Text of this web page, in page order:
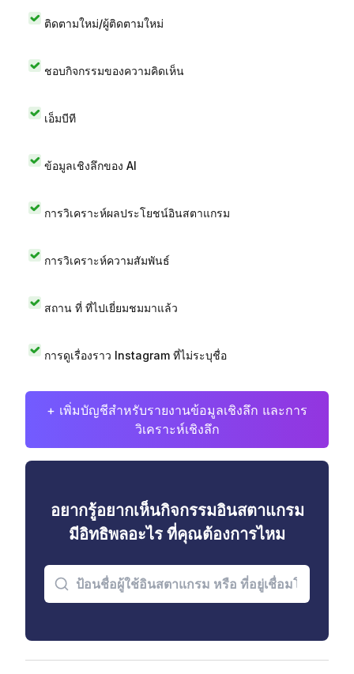
ติดตามใหม่/ผู้ติดตามใหม่
ชอบกิจกรรมของความคิดเห็น
เอ็มบีที
ข้อมูลเชิงลึกของ AI
การวิเคราะห์ผลประโยชน์อินสตาแกรม
การวิเคราะห์ความสัมพันธ์
สถาน ที่ ที่ไปเยี่ยมชมมาแล้ว
การดูเรื่องราว Instagram ที่ไม่ระบุชื่อ
+ เพิ่มบัญชีสำหรับรายงานข้อมูลเชิงลึก และการ
วิเคราะห์เชิงลึก
อยากรู้อยากเห็นกิจกรรมอินสตาแกรม
มีอิทธิพลอะไร ที่คุณต้องการไหม